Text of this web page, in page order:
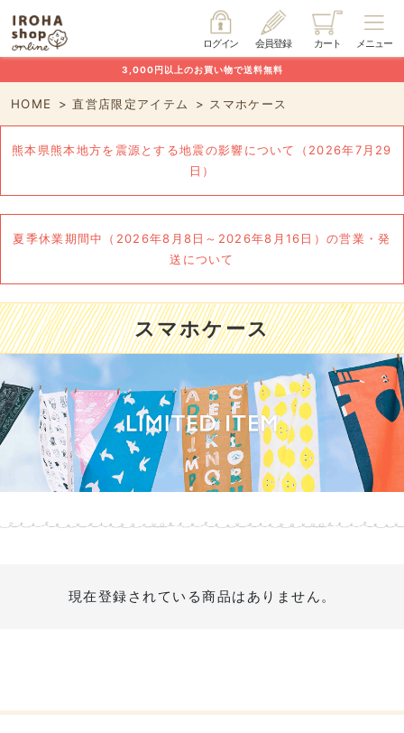
メニュー
カート
会員登録
ログイン
3,000円以上のお買い物で送料無料
HOME 直営店限定アイテム スマホケース
熊本県熊本地方を震源とする地震の影響について（2026年7月29
日）
夏季休業期間中（2026年8月8日～2026年8月16日）の営業・発
送について
スマホケース
現在登録されている商品はありません。